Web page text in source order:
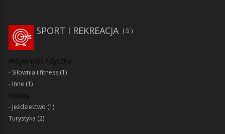
SPORT I REKREACJA 5
Aktywność fizyczna
Siłownia i fitness (1)
Inne (1)
Hobby
Jeździectwo (1)
Turystyka (2)